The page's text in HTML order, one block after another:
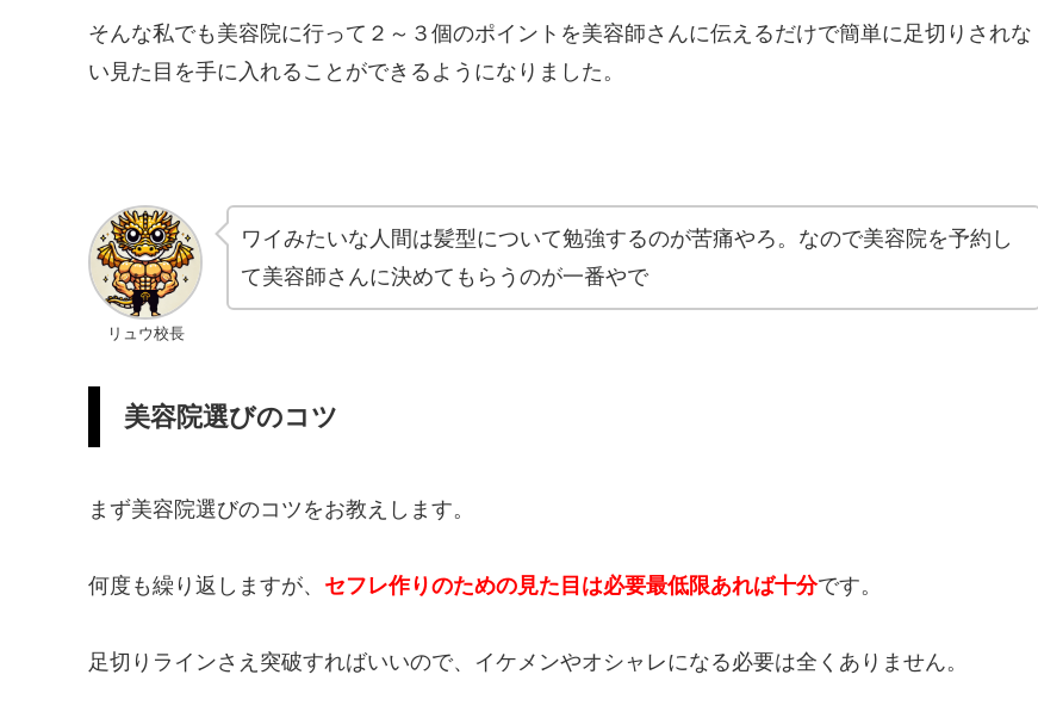
そんな私でも美容院に行って２～３個のポイントを美容師さんに伝えるだけで簡単に足切りされな
い見た目を手に入れることができるようになりました。
リュウ校長
ワイみたいな人間は髪型について勉強するのが苦痛やろ。なので美容院を予約し
て美容師さんに決めてもらうのが一番やで
美容院選びのコツ
まず美容院選びのコツをお教えします。
何度も繰り返しますが、 セフレ作りのための見た目は必要最低限あれば十分です。
足切りラインさえ突破すればいいので、イケメンやオシャレになる必要は全くありません。